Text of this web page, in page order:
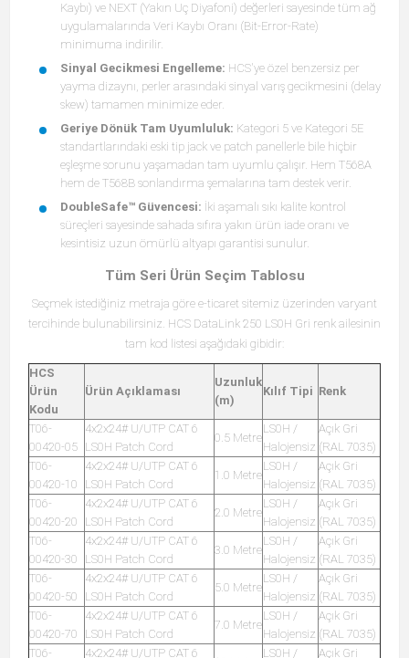
Kaybı) ve NEXT (Yakın Uç Diyafoni) değerleri sayesinde tüm ağ
uygulamalarında Veri Kaybı Oranı (Bit-Error-Rate)
minimuma indirilir.
Sinyal Gecikmesi Engelleme: HCS'ye özel benzersiz per
yayma dizaynı, perler arasındaki sinyal varış gecikmesini (delay
skew) tamamen minimize eder.
Geriye Dönük Tam Uyumluluk: Kategori 5 ve Kategori 5E
standartlarındaki eski tip jack ve patch panellerle bile hiçbir
eşleşme sorunu yaşamadan tam uyumlu çalışır. Hem T568A
hem de T568B sonlandırma şemalarına tam destek verir.
DoubleSafe™ Güvencesi: İki aşamalı sıkı kalite kontrol
süreçleri sayesinde sahada sıfıra yakın ürün iade oranı ve
kesintisiz uzun ömürlü altyapı garantisi sunulur.
Tüm Seri Ürün Seçim Tablosu
Seçmek istediğiniz metraja göre e-ticaret sitemiz üzerinden varyant
tercihinde bulunabilirsiniz. HCS DataLink 250 LS0H Gri renk ailesinin
tam kod listesi aşağıdaki gibidir:
HCS
Ürün
Kodu
Ürün Açıklaması
Uzunluk
(m)
Kılıf Tipi Renk
T06-
00420-05
4x2x24# U/UTP CAT 6
LS0H Patch Cord
0.5 Metre
LS0H /
Halojensiz
Açık Gri
(RAL 7035)
T06-
00420-10
4x2x24# U/UTP CAT 6
LS0H Patch Cord
1.0 Metre
LS0H /
Halojensiz
Açık Gri
(RAL 7035)
T06-
00420-20
4x2x24# U/UTP CAT 6
LS0H Patch Cord
2.0 Metre
LS0H /
Halojensiz
Açık Gri
(RAL 7035)
T06-
00420-30
4x2x24# U/UTP CAT 6
LS0H Patch Cord
3.0 Metre
LS0H /
Halojensiz
Açık Gri
(RAL 7035)
T06-
00420-50
4x2x24# U/UTP CAT 6
LS0H Patch Cord
5.0 Metre
LS0H /
Halojensiz
Açık Gri
(RAL 7035)
T06-
00420-70
4x2x24# U/UTP CAT 6
LS0H Patch Cord
7.0 Metre
LS0H /
Halojensiz
Açık Gri
(RAL 7035)
T06-
4x2x24# U/UTP CAT 6
LS0H /
Açık Gri